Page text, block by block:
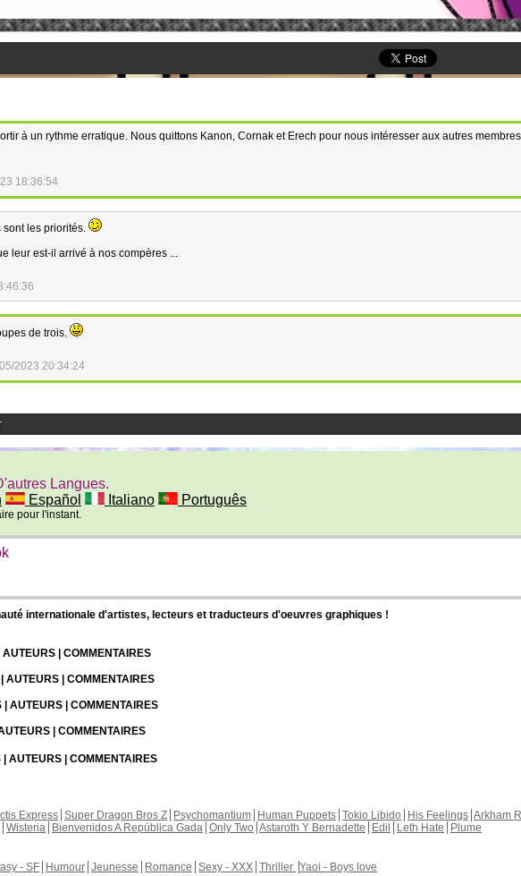
à un rythme erratique. Nous quittons Kanon, Cornak et Erech pour nous intéresser aux autres membres
18:36:54
sont les priorités.
leur est-il arrivé à nos compères ...
de trois.
2023 20:34:24
Langues.
Español Italiano Português
pour l'instant.
internationale d'artistes, lecteurs et traducteurs d'oeuvres graphiques !
| COMMENTAIRES
AUTEURS | COMMENTAIRES
| AUTEURS | COMMENTAIRES
| COMMENTAIRES
AUTEURS | COMMENTAIRES
Express Super Dragon Bros Z Psychomantium Human Puppets Tokio Libido His Feelings Arkham
Wisteria Bienvenidos A República Gada Only Two Astaroth Y Bernadette Edil Leth Hate
Plume
- SF Humour Jeunesse Romance Sexy - XXX Thriller Yaoi - Boys love